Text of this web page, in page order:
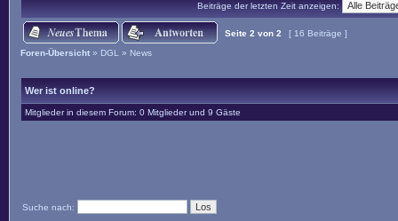
Beiträge der letzten Zeit anzeigen:
Seite 2 von 2
[ 16 Beiträge ]
Foren-Übersicht » DGL » News
Wer ist online?
Mitglieder in diesem Forum: 0 Mitglieder und 9 Gäste
Suche nach: